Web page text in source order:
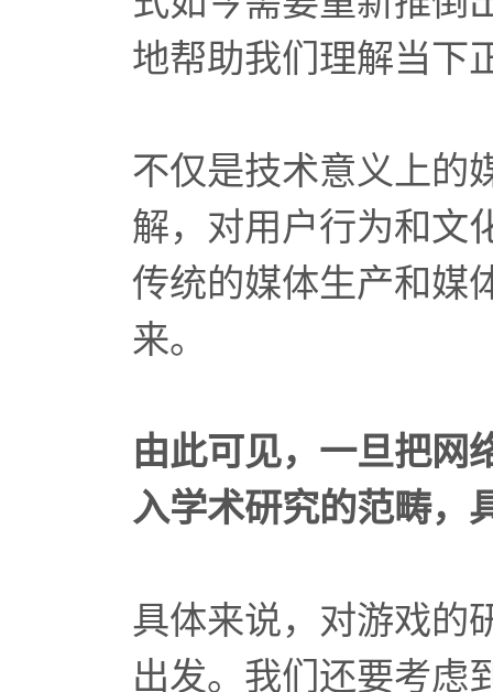
地帮助我们理解当下
不仅是技术意义上的
解，对用户行为和文
传统的媒体生产和媒
来。
由此可见，一旦把网
入学术研究的范畴，
具体来说，对游戏的
出发。我们还要考虑